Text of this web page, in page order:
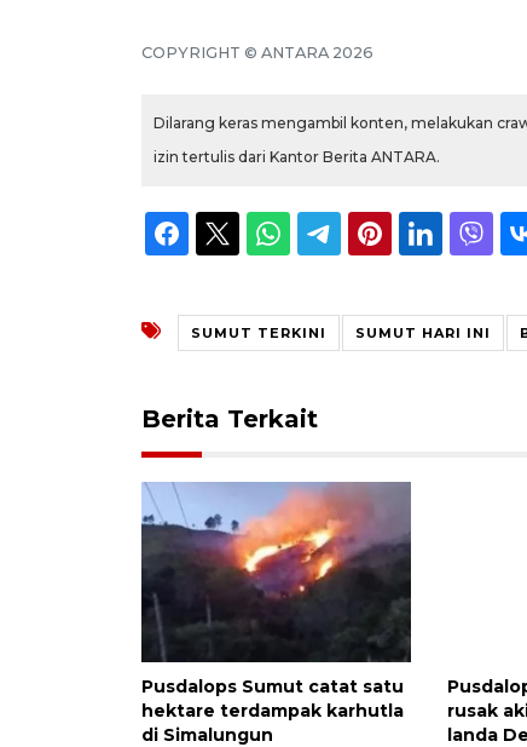
COPYRIGHT © ANTARA 2026
Dilarang keras mengambil konten, melakukan
izin tertulis dari Kantor Berita ANTARA.
SUMUT TERKINI SUMUT HARI INI
Berita Terkait
Pusdalops Sumut catat satu
hektare terdampak karhutla
di Simalungun
rusak
landa